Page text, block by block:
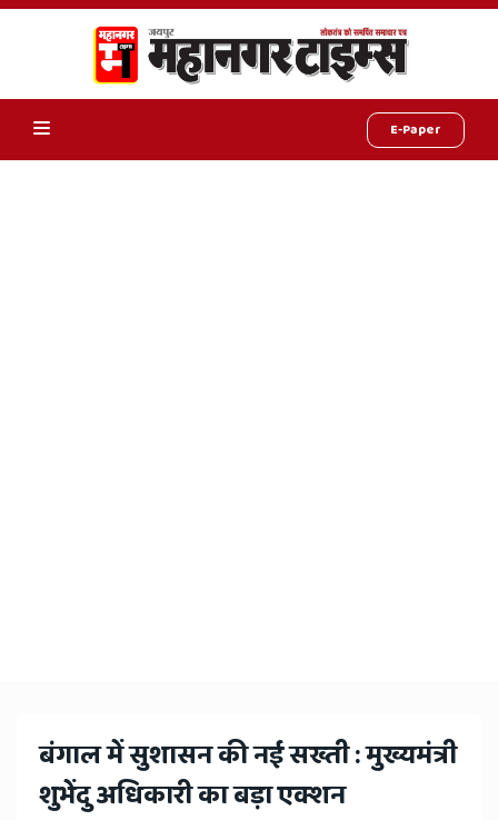
E-Paper
​बंगाल में सुशासन की नई सख्ती : मुख्यमंत्री
शुभेंदु अधिकारी का बड़ा एक्शन